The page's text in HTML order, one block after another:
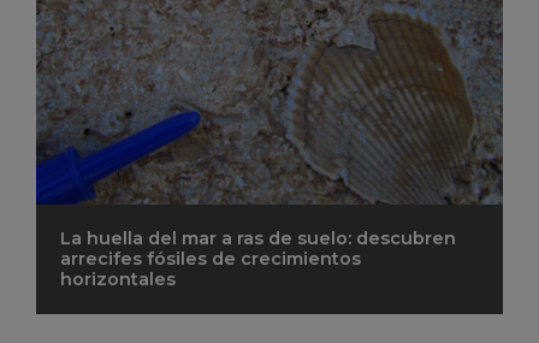
La huella del mar a ras de suelo: descubren
arrecifes fósiles de crecimientos
horizontales